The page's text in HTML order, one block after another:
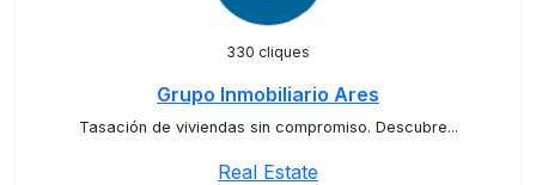
330 cliques
Grupo Inmobiliario Ares
Tasación de viviendas sin compromiso. Descubre...
Real Estate